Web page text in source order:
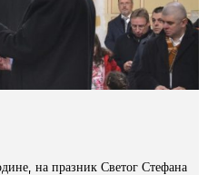
на празник Светог Стефана